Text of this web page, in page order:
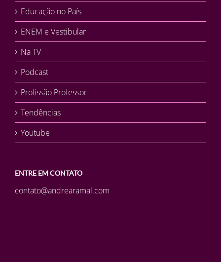
Educação no País
ENEM e Vestibular
Na TV
Podcast
Profissão Professor
Tendências
Youtube
ENTRE EM CONTATO
contato@andrearamal.com